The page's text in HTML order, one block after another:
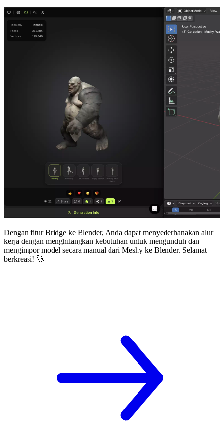
Dengan fitur Bridge ke Blender, Anda dapat menyederhanakan alur
kerja dengan menghilangkan kebutuhan untuk mengunduh dan
mengimpor model secara manual dari Meshy ke Blender. Selamat
berkreasi! 🚀